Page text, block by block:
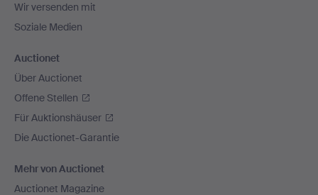
Wir versenden mit
Soziale Medien
Auctionet
Über Auctionet
Offene Stellen
Für Auktionshäuser
Die Auctionet-Garantie
Mehr von Auctionet
Auctionet Magazine